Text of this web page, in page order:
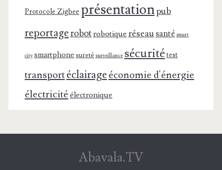
Protocole Zigbee présentationpub
reportagerobotrobotique réseausanté smart
city smartphone sureté surveillance sécuritétest
transportéclairageéconomie d'énergie
électricité électronique
Abavala.TV